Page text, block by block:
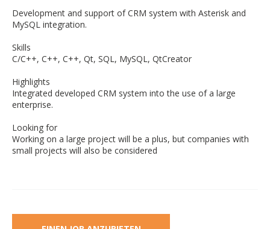
Development and support of CRM system with Asterisk and
MySQL integration.
Skills
C/C++, C++, С++, Qt, SQL, MySQL, QtCreator
Highlights
Integrated developed CRM system into the use of a large
enterprise.
Looking for
Working on a large project will be a plus, but companies with
small projects will also be considered